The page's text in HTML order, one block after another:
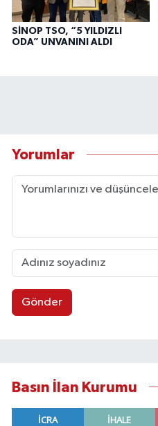
SİNOP TSO, “5 YILDIZLI
ODA” UNVANINI ALDI
Yorumlar
Gönder
Basın İlan Kurumu